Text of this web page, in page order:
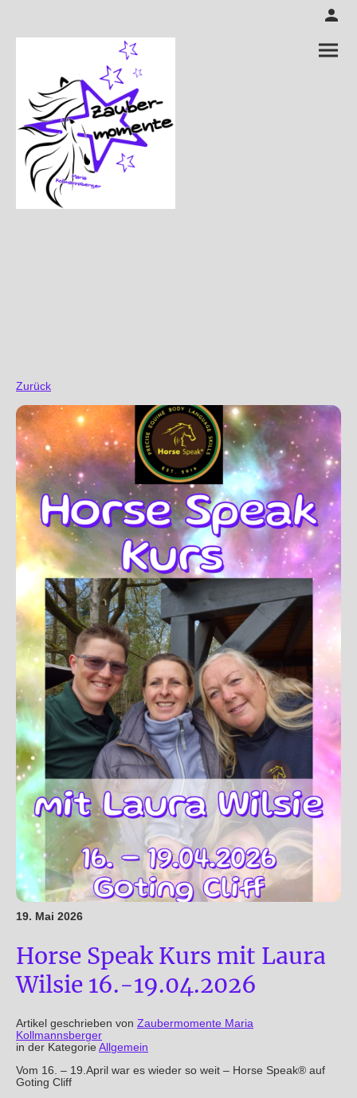
Zurück
19. Mai 2026
Horse Speak Kurs mit Laura
Wilsie 16.-19.04.2026
Artikel geschrieben von Zaubermomente Maria
Kollmannsberger
in der Kategorie Allgemein
Vom 16. – 19.April war es wieder so weit – Horse Speak® auf
Goting Cliff